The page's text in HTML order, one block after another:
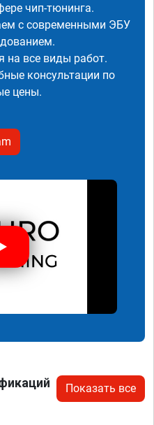
чип-тюнинга.
с современными ЭБУ
на все виды работ.
консультации по
цены.
Показать все